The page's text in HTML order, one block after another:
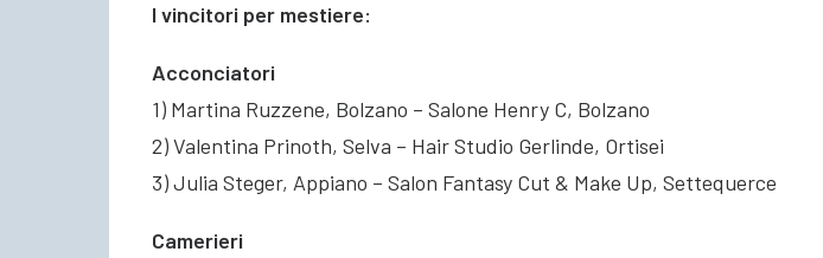
I vincitori per mestiere:
Acconciatori
1) Martina Ruzzene, Bolzano – Salone Henry C, Bolzano
2) Valentina Prinoth, Selva – Hair Studio Gerlinde, Ortisei
3) Julia Steger, Appiano – Salon Fantasy Cut & Make Up, Settequerce
Camerieri